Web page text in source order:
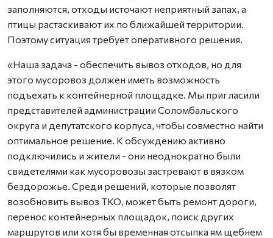
заполняются, отходы источают неприятный запах, а
птицы растаскивают их по ближайшей территории.
Поэтому ситуация требует оперативного решения.
«Наша задача - обеспечить вывоз отходов, но для
этого мусоровоз должен иметь возможность
подъехать к контейнерной площадке. Мы пригласили
представителей администрации Соломбальского
округа и депутатского корпуса, чтобы совместно найти
оптимальное решение. К обсуждению активно
подключились и жители - они неоднократно были
свидетелями как мусоровозы застревают в вязком
бездорожье. Среди решений, которые позволят
возобновить вывоз ТКО, может быть ремонт дороги,
перенос контейнерных площадок, поиск других
маршрутов или хотя бы временная отсыпка ям щебнем